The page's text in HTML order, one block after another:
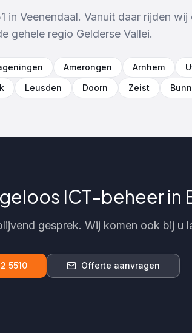
in Veenendaal. Vanuit daar rijden
gehele regio Gelderse Vallei.
Amerongen Arnhem
Leusden Doorn Zeist
ICT-beheer in
gesprek. Wij komen ook bij u
5510 Offerte aanvragen